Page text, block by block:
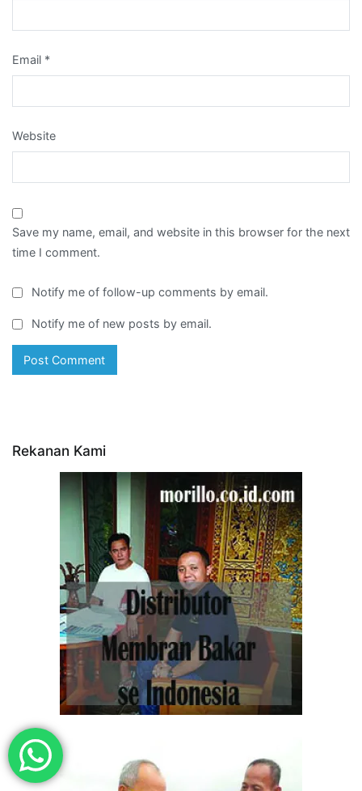
Email *
Website
Save my name, email, and website in this browser for the next
time I comment.
Notify me of follow-up comments by email.
Notify me of new posts by email.
Rekanan Kami